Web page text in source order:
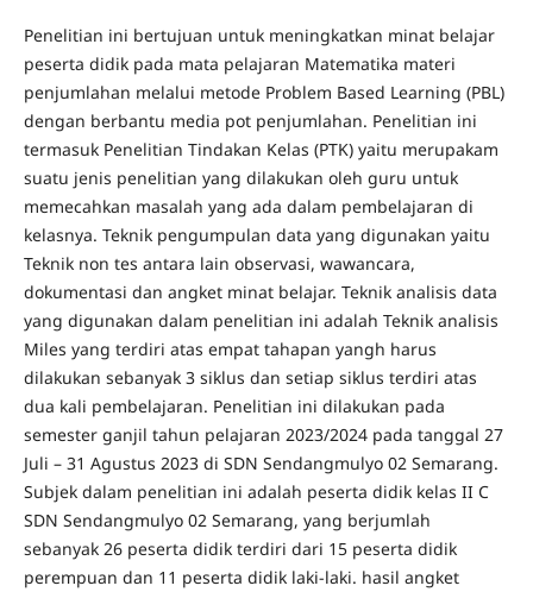
Penelitian ini bertujuan untuk meningkatkan minat belajar
peserta didik pada mata pelajaran Matematika materi
penjumlahan melalui metode Problem Based Learning (PBL)
dengan berbantu media pot penjumlahan. Penelitian ini
termasuk Penelitian Tindakan Kelas (PTK) yaitu merupakam
suatu jenis penelitian yang dilakukan oleh guru untuk
memecahkan masalah yang ada dalam pembelajaran di
kelasnya. Teknik pengumpulan data yang digunakan yaitu
Teknik non tes antara lain observasi, wawancara,
dokumentasi dan angket minat belajar. Teknik analisis data
yang digunakan dalam penelitian ini adalah Teknik analisis
Miles yang terdiri atas empat tahapan yangh harus
dilakukan sebanyak 3 siklus dan setiap siklus terdiri atas
dua kali pembelajaran. Penelitian ini dilakukan pada
semester ganjil tahun pelajaran 2023/2024 pada tanggal 27
Juli – 31 Agustus 2023 di SDN Sendangmulyo 02 Semarang.
Subjek dalam penelitian ini adalah peserta didik kelas II C
SDN Sendangmulyo 02 Semarang, yang berjumlah
sebanyak 26 peserta didik terdiri dari 15 peserta didik
perempuan dan 11 peserta didik laki-laki. hasil angket